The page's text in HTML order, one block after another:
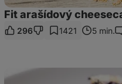
Fit arašídový
296 1421 5 min.
tvarohové